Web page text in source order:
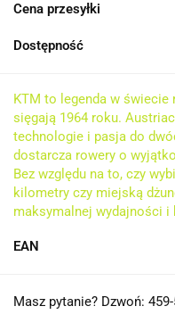
Cena przesyłki
Dostępność
KTM to legenda w
sięgają 1964 roku.
technologie i pasja do
dostarcza rowery o
Bez względu na to, czy
kilometry czy miejską
maksymalnej wydajności i
EAN
Masz pytanie? Dzwoń: